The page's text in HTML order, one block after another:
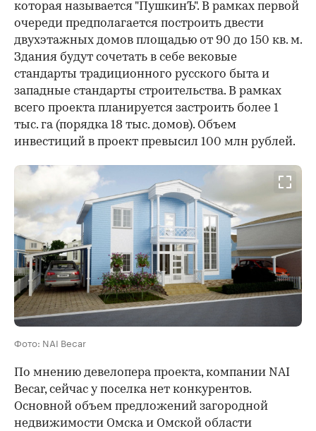
которая называется "ПушкинЪ". В рамках первой
очереди предполагается построить двести
двухэтажных домов площадью от 90 до 150 кв. м.
Здания будут сочетать в себе вековые
стандарты традиционного русского быта и
западные стандарты строительства. В рамках
всего проекта планируется застроить более 1
тыс. га (порядка 18 тыс. домов). Объем
инвестиций в проект превысил 100 млн рублей.
Фото: NAI Becar
По мнению девелопера проекта, компании NAI
Becar, сейчас у поселка нет конкурентов.
Основной объем предложений загородной
недвижимости Омска и Омской области